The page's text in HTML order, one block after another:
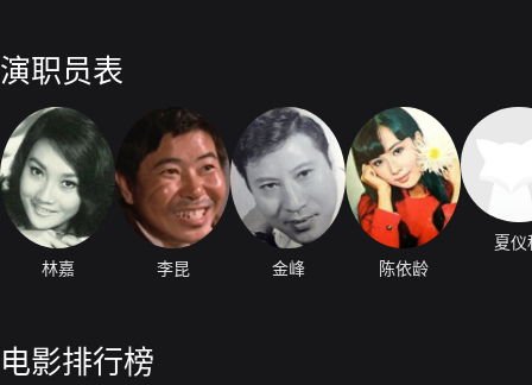
演职员表
林嘉 李昆 金峰 陈依龄
夏仪
电影排行榜